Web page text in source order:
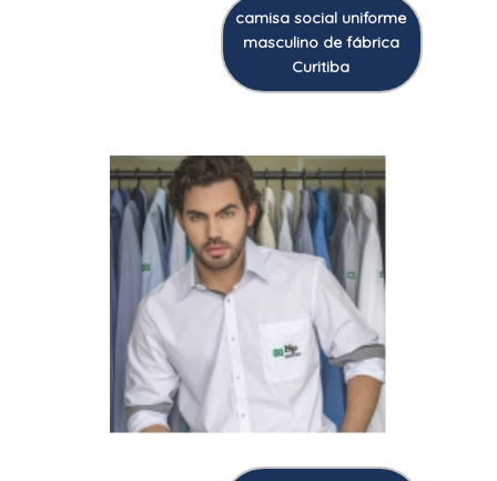
camisa social uniforme
masculino de fábrica
Curitiba